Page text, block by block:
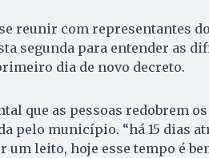
reunir com representantes
segunda para entender as
dia de novo decreto.
que as pessoas redobrem
pelo município. “há 15 dias
um leito, hoje esse tempo é